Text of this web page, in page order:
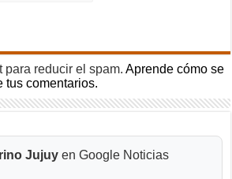
para reducir el spam.Aprende cómo se
tus comentarios.
Jujuy en Google Noticias